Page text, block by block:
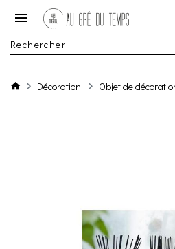
Décoration Objet de